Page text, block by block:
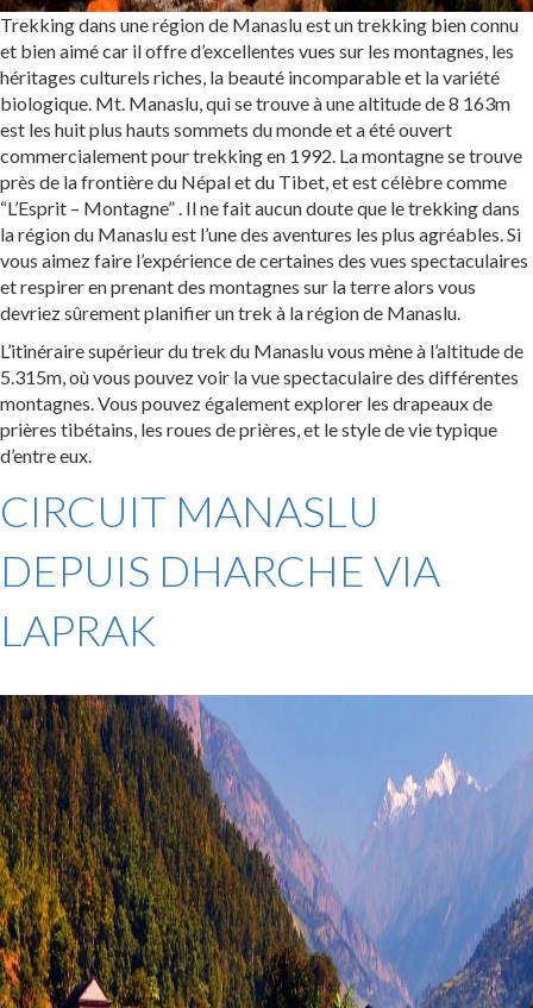
Trekking dans une région de Manaslu est un trekking bien connu
et bien aimé car il offre d’excellentes vues sur les montagnes, les
héritages culturels riches, la beauté incomparable et la variété
biologique. Mt. Manaslu, qui se trouve à une altitude de 8 163m
est les huit plus hauts sommets du monde et a été ouvert
commercialement pour trekking en 1992. La montagne se trouve
près de la frontière du Népal et du Tibet, et est célèbre comme
“L’Esprit – Montagne” . Il ne fait aucun doute que le trekking dans
la région du Manaslu est l’une des aventures les plus agréables. Si
vous aimez faire l’expérience de certaines des vues spectaculaires
et respirer en prenant des montagnes sur la terre alors vous
devriez sûrement planifier un trek à la région de Manaslu.
L’itinéraire supérieur du trek du Manaslu vous mène à l’altitude de
5.315m, où vous pouvez voir la vue spectaculaire des différentes
montagnes. Vous pouvez également explorer les drapeaux de
prières tibétains, les roues de prières, et le style de vie typique
d’entre eux.
CIRCUIT MANASLU
DEPUIS DHARCHE VIA
LAPRAK